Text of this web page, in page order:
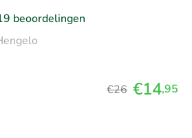
beoordelingen
€26 €14,95